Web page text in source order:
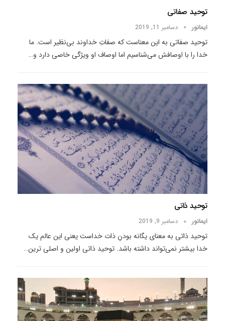
توحید صفاتی
ایمانور دسامبر 11, 2019
توحید صفاتی به این معناست که صفاتِ خداوند بی‌نظیر است. ما
خدا را با اوصافش می‌شناسیم اما اوصاف او ویژگی خاصی دارد و…
توحید ذاتی
ایمانور دسامبر 9, 2019
توحید ذاتی به معنای یگانه بودنِ ذات خداست یعنی این عالم یک
خدا بیشتر نمی‌تواند داشته باشد. توحید ذاتی اولین و اصلی ترین…